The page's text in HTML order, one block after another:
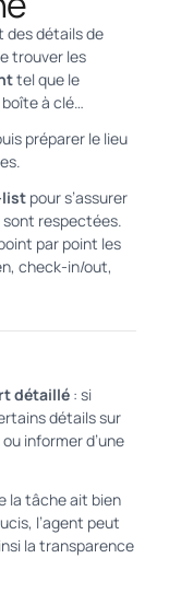
des détails de
trouver les
tel que le
boîte à clé…
préparer le lieu
list pour s’assurer
sont respectées.
par point les
check-in/out,
détaillé : si
détails sur
informer d’une
la tâche ait bien
l’agent peut
la transparence